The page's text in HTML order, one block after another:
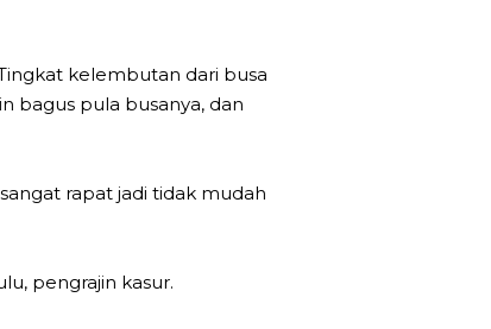
kelembutan dari busa
bagus pula busanya, dan
rapat jadi tidak mudah
pengrajin kasur.